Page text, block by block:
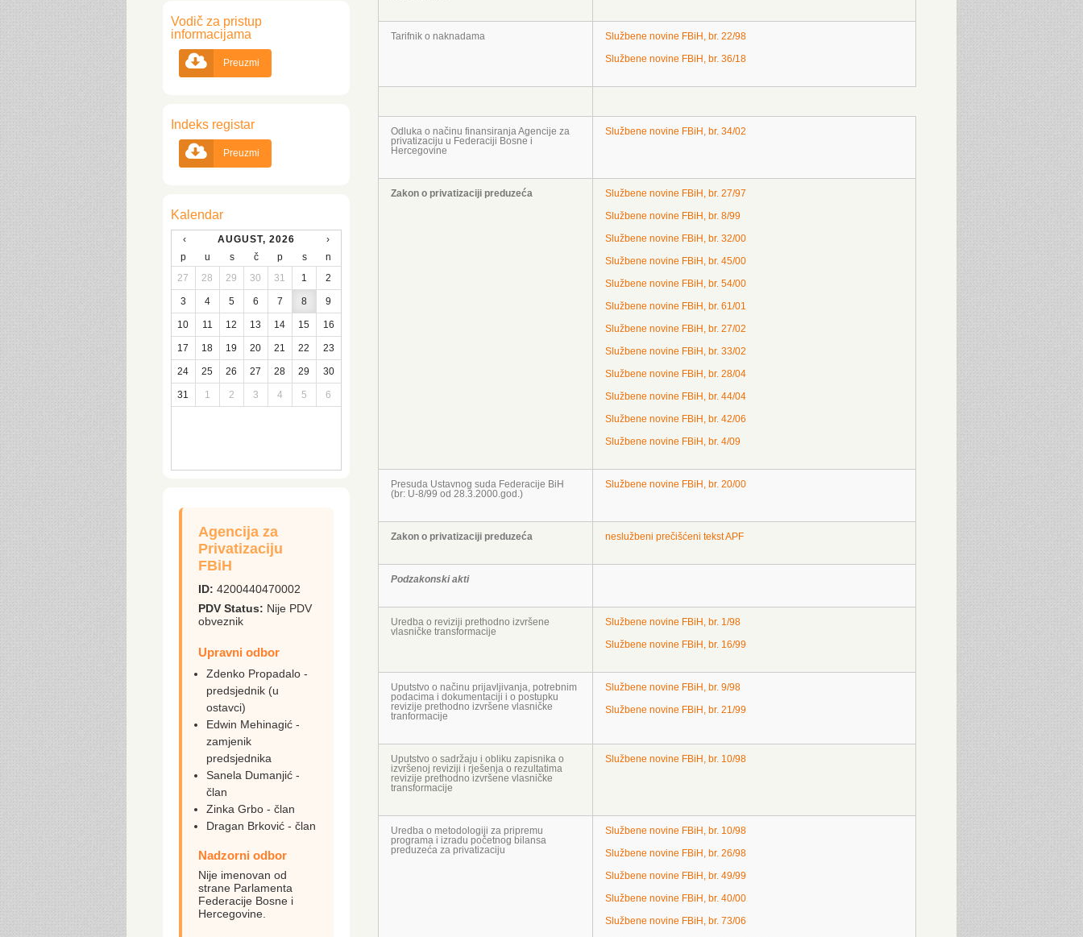
Tarifnik o naknadama
Službene novine FBiH, br. 22/98
Službene novine FBiH, br. 36/18
Odluka o načinu finansiranja Agencije za
privatizaciju u Federaciji Bosne i
Hercegovine
Službene novine FBiH, br. 34/02
Zakon o privatizaciji preduzeća
Službene novine FBiH, br. 27/97
Službene novine FBiH, br. 8/99
Službene novine FBiH, br. 32/00
Službene novine FBiH, br. 45/00
Službene novine FBiH, br. 54/00
Službene novine FBiH, br. 61/01
Službene novine FBiH, br. 27/02
Službene novine FBiH, br. 33/02
Službene novine FBiH, br. 28/04
Službene novine FBiH, br. 44/04
Službene novine FBiH, br. 42/06
Službene novine FBiH, br. 4/09
Presuda Ustavnog suda Federacije BiH
(br: U-8/99 od 28.3.2000.god.)
Službene novine FBiH, br. 20/00
Zakon o privatizaciji preduzeća neslužbeni prečišćeni tekst APF
Podzakonski akti
Uredba o reviziji prethodno izvršene
vlasničke transformacije
Službene novine FBiH, br. 1/98
Službene novine FBiH, br. 16/99
Uputstvo o načinu prijavljivanja, potrebnim
podacima i dokumentaciji i o postupku
revizije prethodno izvršene vlasničke
tranformacije
Službene novine FBiH, br. 9/98
Službene novine FBiH, br. 21/99
Uputstvo o sadržaju i obliku zapisnika o
izvršenoj reviziji i rješenja o rezultatima
revizije prethodno izvršene vlasničke
transformacije
Službene novine FBiH, br. 10/98
Uredba o metodologiji za pripremu
programa i izradu početnog bilansa
preduzeća za privatizaciju
Službene novine FBiH, br. 10/98
Službene novine FBiH, br. 26/98
Službene novine FBiH, br. 49/99
Službene novine FBiH, br. 40/00
Službene novine FBiH, br. 73/06
Vodič za pristup
informacijama
 Preuzmi
Indeks registar
 Preuzmi
Kalendar
‹ AUGUST, 2026
›
p
u s č p s
n
27
28 29 30 31 1 2
3 4 5 6 7 8 9
10 11 12 13 14 15 16
17 18 19 20 21 22 23
24 25 26 27 28 29 30
31 1 2 3 4 5 6
Agencija za
Privatizaciju
FBiH
ID: 4200440470002
PDV Status: Nije PDV
obveznik
Upravni odbor
Zdenko Propadalo -
predsjednik (u
ostavci)
Edwin Mehinagić -
zamjenik
predsjednika
Sanela Dumanjić -
član
Zinka Grbo - član
Dragan Brković - član
Nadzorni odbor
Nije imenovan od
strane Parlamenta
Federacije Bosne i
Hercegovine.